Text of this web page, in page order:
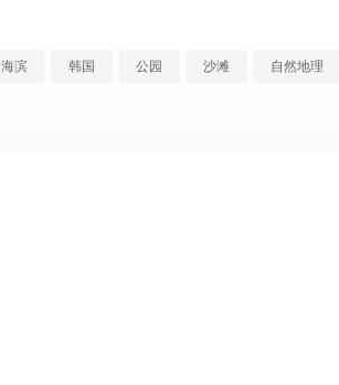
海滨 韩国 公园 沙滩 自然地理